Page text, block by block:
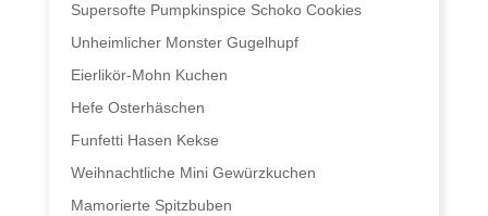
Supersofte Pumpkinspice Schoko Cookies
Unheimlicher Monster Gugelhupf
Eierlikör-Mohn Kuchen
Hefe Osterhäschen
Funfetti Hasen Kekse
Weihnachtliche Mini Gewürzkuchen
Mamorierte Spitzbuben